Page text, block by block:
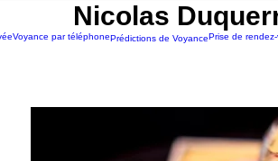
Nicolas
Voyance par téléphonePrédictions de VoyancePrise de